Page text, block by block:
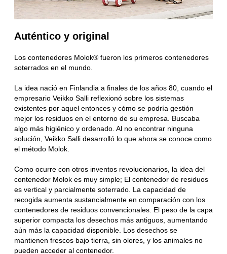
Auténtico y original
Los contenedores Molok® fueron los primeros contenedores
soterrados en el mundo.
La idea nació en Finlandia a finales de los años 80, cuando el
empresario Veikko Salli reflexionó sobre los sistemas
existentes por aquel entonces y cómo se podría gestión
mejor los residuos en el entorno de su empresa. Buscaba
algo más higiénico y ordenado. Al no encontrar ninguna
solución, Veikko Salli desarrolló lo que ahora se conoce como
el método Molok.
Como ocurre con otros inventos revolucionarios, la idea del
contenedor Molok es muy simple; El contenedor de residuos
es vertical y parcialmente soterrado. La capacidad de
recogida aumenta sustancialmente en comparación con los
contenedores de residuos convencionales. El peso de la capa
superior compacta los desechos más antiguos, aumentando
aún más la capacidad disponible. Los desechos se
mantienen frescos bajo tierra, sin olores, y los animales no
pueden acceder al contenedor.